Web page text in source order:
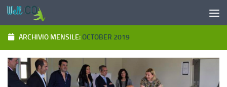
Salta al contenuto
ARCHIVIO MENSILE:OCTOBER 2019